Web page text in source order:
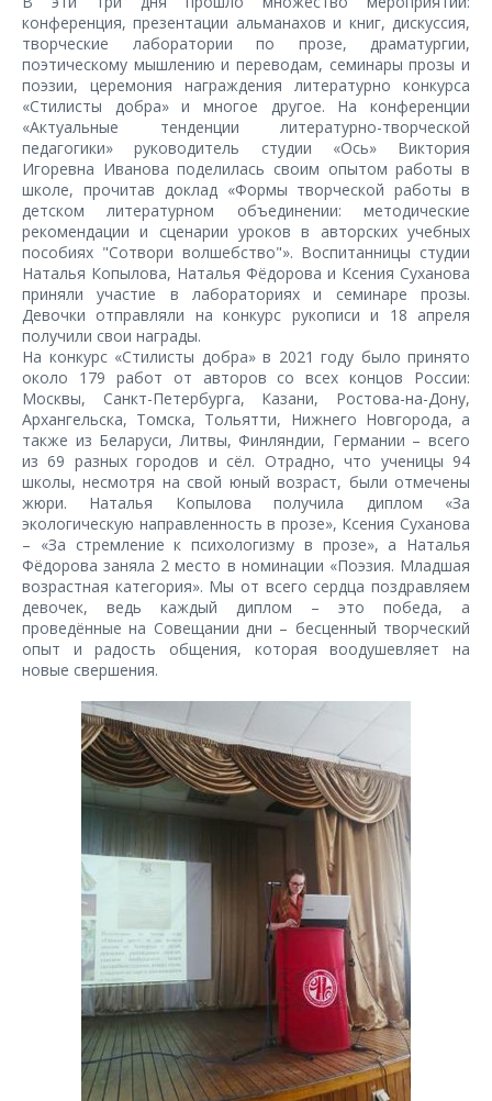
конференция, презентации альманахов и книг, дискуссия,
творческие лаборатории по прозе, драматургии,
поэтическому мышлению и переводам, семинары прозы и
поэзии, церемония награждения литературно конкурса
«Стилисты добра» и многое другое. На конференции
«Актуальные тенденции литературно-творческой
педагогики» руководитель студии «Ось» Виктория
Игоревна Иванова поделилась своим опытом работы в
школе, прочитав доклад «Формы творческой работы в
детском литературном объединении: методические
рекомендации и сценарии уроков в авторских учебных
пособиях "Сотвори волшебство"». Воспитанницы студии
Наталья Копылова, Наталья Фёдорова и Ксения Суханова
приняли участие в лабораториях и семинаре прозы.
Девочки отправляли на конкурс рукописи и 18 апреля
получили свои награды.
На конкурс «Стилисты добра» в 2021 году было принято
около 179 работ от авторов со всех концов России:
Москвы, Санкт-Петербурга, Казани, Ростова-на-Дону,
Архангельска, Томска, Тольятти, Нижнего Новгорода, а
также из Беларуси, Литвы, Финляндии, Германии – всего
из 69 разных городов и сёл. Отрадно, что ученицы 94
школы, несмотря на свой юный возраст, были отмечены
жюри. Наталья Копылова получила диплом «За
экологическую направленность в прозе», Ксения Суханова
– «За стремление к психологизму в прозе», а Наталья
Фёдорова заняла 2 место в номинации «Поэзия. Младшая
возрастная категория». Мы от всего сердца поздравляем
девочек, ведь каждый диплом – это победа, а
проведённые на Совещании дни – бесценный творческий
опыт и радость общения, которая воодушевляет на
новые свершения.